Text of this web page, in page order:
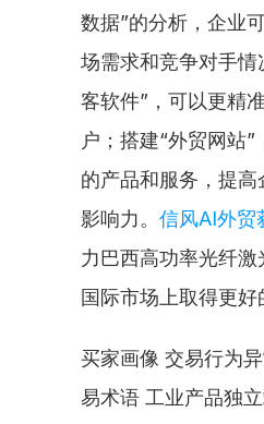
数据”的分析，企业
场需求和竞争对手情
客软件”，可以更精
户；搭建“外贸网站
的产品和服务，提
影响力。 信风AI外贸
力巴西高功率光纤
国际市场上取得更好
买家画像 交易行为
易术语 工业产品独